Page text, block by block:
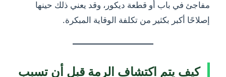
مفاجئ في باب أو قطعة ديكور، وقد يعني ذلك حينها
إصلاحًا أكبر بكثير من تكلفة الوقاية المبكرة.
كيف يتم اكتشاف الرمة قبل أن تسبب